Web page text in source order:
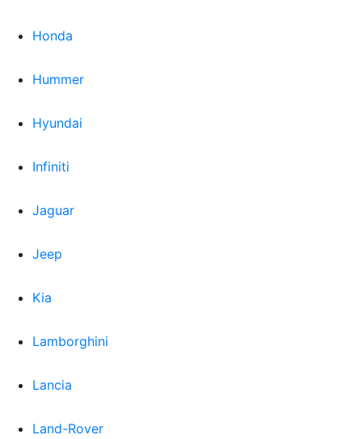
Honda
Hummer
Hyundai
Infiniti
Jaguar
Jeep
Kia
Lamborghini
Lancia
Land-Rover